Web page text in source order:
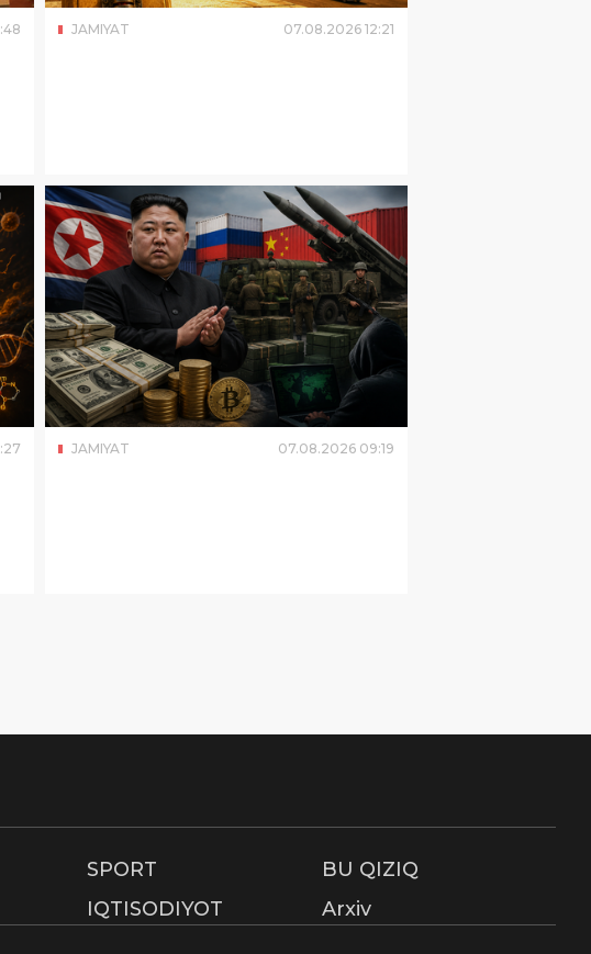
:48 JAMIYAT 07.08.2026 12:21
:27 JAMIYAT 07.08.2026 09:19
SPORT
BU QIZIQ
IQTISODIYOT Arxiv